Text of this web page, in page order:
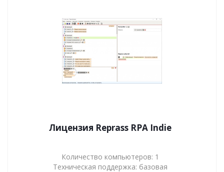
Лицензия Reprass RPA Indie
Количество компьютеров: 1
Техническая поддержка: базовая